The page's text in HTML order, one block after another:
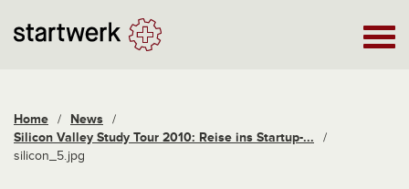
Home / News /
Silicon Valley Study Tour 2010: Reise ins Startup-...
/
silicon_5.jpg